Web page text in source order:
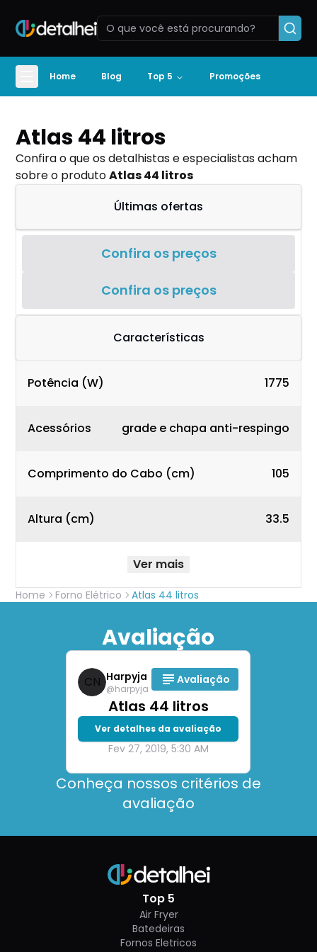
Home Blog Top 5 Promoções
Atlas 44 litros
Confira o que os detalhistas e especialistas acham
sobre o produtoAtlas 44 litros
Últimas ofertas
Confira os preços
Confira os preços
Características
Potência (W) 1775
Acessórios grade e chapa anti-respingo
Comprimento do Cabo (cm) 105
Altura (cm) 33.5
Ver mais
Home Forno Elétrico Atlas 44 litros
Avaliação
CN Harpyja
@harpyja
Avaliação
Atlas 44 litros
Ver detalhes da avaliação
Fev 27, 2019, 5:30 AM
Conheça nossos critérios de
avaliação
Top 5
Air Fryer
Batedeiras
Fornos Eletricos